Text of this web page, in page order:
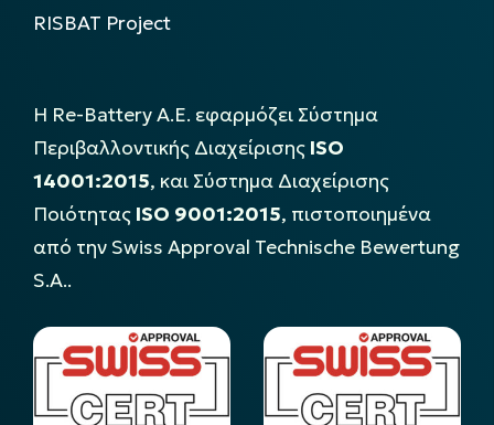
RISBAT Project
Η Re-Battery Α.Ε. εφαρμόζει Σύστημα
Περιβαλλοντικής Διαχείρισης ISO
14001:2015, και Σύστημα Διαχείρισης
Ποιότητας ISO 9001:2015, πιστοποιημένα
από την Swiss Approval Technische Bewertung
S.A..